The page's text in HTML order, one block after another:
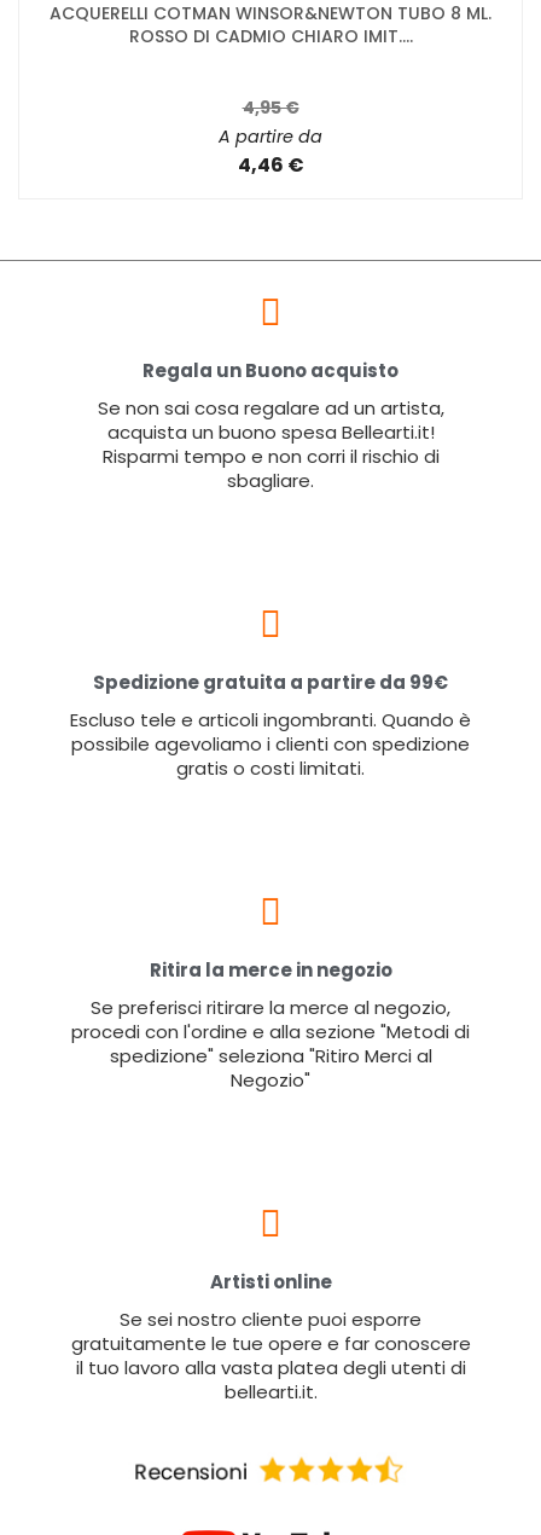
ACQUERELLI COTMAN WINSOR&NEWTON TUBO 8 ML.
ROSSO DI CADMIO CHIARO IMIT....
4,95 €
A partire da
4,46 €
Regala un Buono acquisto
Se non sai cosa regalare ad un artista,
acquista un buono spesa Bellearti.it!
Risparmi tempo e non corri il rischio di
sbagliare.
Spedizione gratuita a partire da 99€
Escluso tele e articoli ingombranti. Quando è
possibile agevoliamo i clienti con spedizione
gratis o costi limitati.
Ritira la merce in negozio
Se preferisci ritirare la merce al negozio,
procedi con l'ordine e alla sezione "Metodi di
spedizione" seleziona "Ritiro Merci al
Negozio"
Artisti online
Se sei nostro cliente puoi esporre
gratuitamente le tue opere e far conoscere
il tuo lavoro alla vasta platea degli utenti di
bellearti.it.